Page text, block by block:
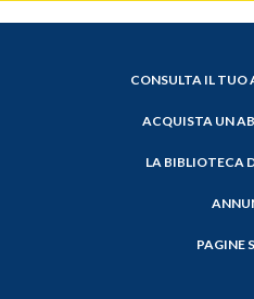
CONSULTA IL
ACQUISTA UN
LA BIBLIOTECA
PAGINE